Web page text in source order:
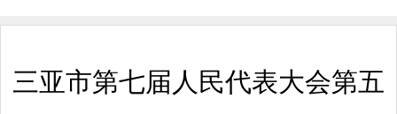
三亚市第七届人民代表大会第五